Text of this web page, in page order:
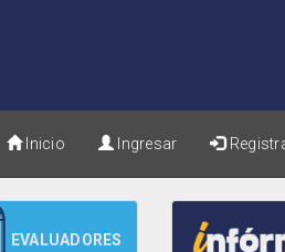
Inicio Ingresar
EVALUADORES